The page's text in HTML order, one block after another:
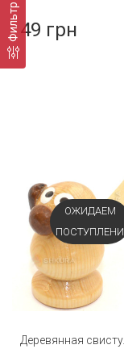
Фильтр49 грн
ОЖИДАЕМ
Деревянная